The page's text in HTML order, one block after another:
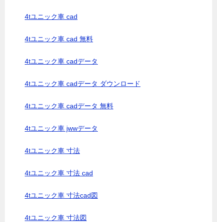
4tユニック車 cad
4tユニック車 cad 無料
4tユニック車 cadデータ
4tユニック車 cadデータ ダウンロード
4tユニック車 cadデータ 無料
4tユニック車 jwwデータ
4tユニック車 寸法
4tユニック車 寸法 cad
4tユニック車 寸法cad図
4tユニック車 寸法図